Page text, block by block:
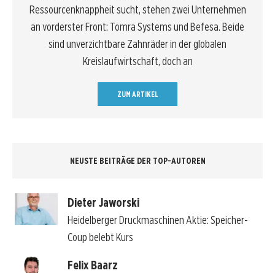
Ressourcenknappheit sucht, stehen zwei Unternehmen
an vorderster Front: Tomra Systems und Befesa. Beide
sind unverzichtbare Zahnräder in der globalen
Kreislaufwirtschaft, doch an
ZUM ARTIKEL
NEUSTE BEITRÄGE DER TOP-AUTOREN
Dieter Jaworski
Heidelberger Druckmaschinen Aktie: Speicher-
Coup belebt Kurs
Felix Baarz